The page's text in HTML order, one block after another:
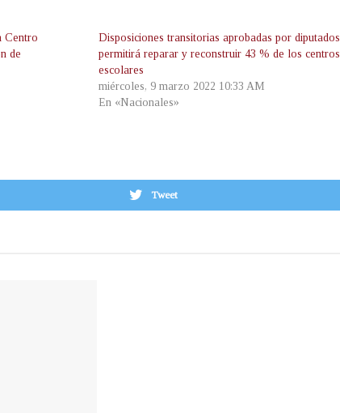
Centro
de
Disposiciones transitorias aprobadas por diputados
permitirá reparar y reconstruir 43 % de los centros
escolares
miércoles, 9 marzo 2022 10:33 AM
En «Nacionales»
Tweet